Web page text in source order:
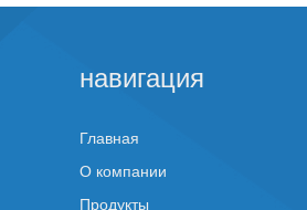
навигация
Главная
О компании
Продукты